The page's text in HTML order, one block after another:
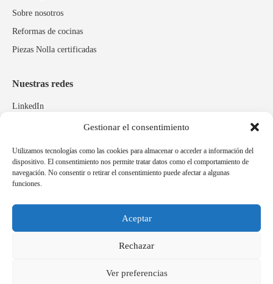
Gestionar el consentimiento
Utilizamos tecnologías como las cookies para almacenar o acceder a información del
dispositivo. El consentimiento nos permite tratar datos como el comportamiento de
navegación. No consentir o retirar el consentimiento puede afectar a algunas
funciones.
Aceptar
Rechazar
Ver preferencias
Sobre nosotros
Reformas de cocinas
Piezas Nolla certificadas
Nuestras redes
LinkedIn
Marcas relacionadas
Idioma